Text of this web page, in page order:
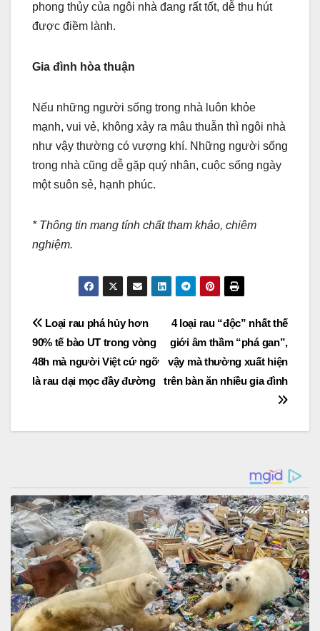
phong thủy của ngôi nhà đang rất tốt, dễ thu hút
được điềm lành.
Gia đình hòa thuận
Nếu những người sống trong nhà luôn khỏe
mạnh, vui vẻ, không xảy ra mâu thuẫn thì ngôi nhà
như vậy thường có vượng khí. Những người sống
trong nhà cũng dễ gặp quý nhân, cuộc sống ngày
một suôn sẻ, hạnh phúc.
* Thông tin mang tính chất tham khảo, chiêm
nghiệm.
Post
navigation
4 loại rau “độc” nhất thế
giới âm thầm “phá gan”,
vậy mà thường xuất hiện
trên bàn ăn nhiều gia đình
Loại rau phá hủy hơn
90% tế bào UT trong vòng
48h mà người Việt cứ ngỡ
là rau dại mọc đầy đường